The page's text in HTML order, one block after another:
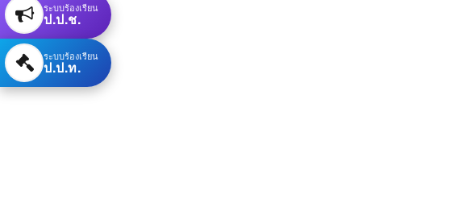
ระบบร้องเรียน
ป.ป.ช.
ระบบร้องเรียน
ป.ป.ท.